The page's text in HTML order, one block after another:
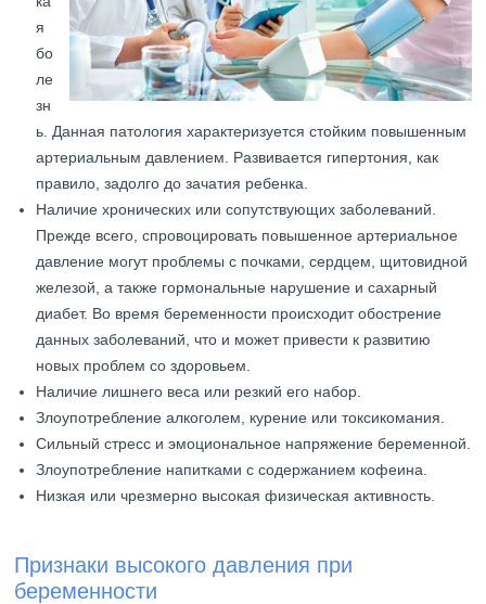
я
бо
ле
зн
ь. Данная патология характеризуется стойким повышенным
артериальным давлением. Развивается гипертония, как
правило, задолго до зачатия ребенка.
Наличие хронических или сопутствующих заболеваний.
Прежде всего, спровоцировать повышенное артериальное
давление могут проблемы с почками, сердцем, щитовидной
железой, а также гормональные нарушение и сахарный
диабет. Во время беременности происходит обострение
данных заболеваний, что и может привести к развитию
новых проблем со здоровьем.
Наличие лишнего веса или резкий его набор.
Злоупотребление алкоголем, курение или токсикомания.
Сильный стресс и эмоциональное напряжение беременной.
Злоупотребление напитками с содержанием кофеина.
Низкая или чрезмерно высокая физическая активность.
Признаки высокого давления при
беременности